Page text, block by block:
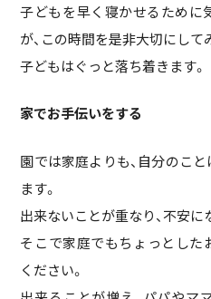
子どもを早く寝かせるために
が、この時間を是非大切にして
子どもはぐっと落ち着きます。
家でお手伝いをする
園では家庭よりも、自分のこ
ます。
出来ないことが重なり、不安に
そこで家庭でもちょっとした
ください。